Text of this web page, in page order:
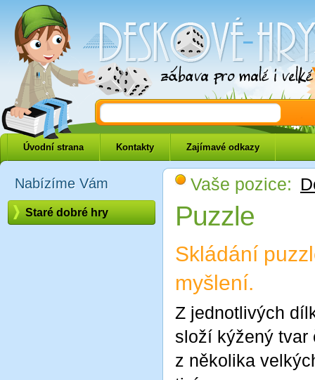
Deskové-hry.eu
Úvodní strana Kontakty Zajímavé odkazy
Nabízíme Vám
Staré dobré hry
Vaše pozice:
Puzzle
Skládání
myšlení.
Z jednotlivých
složí kýžený tvar
z několika